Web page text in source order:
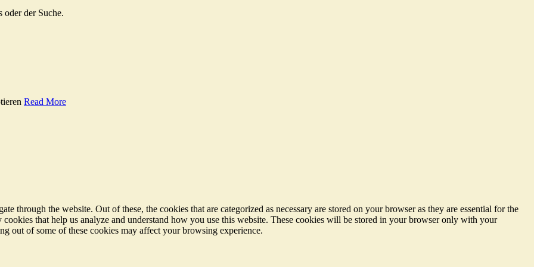
oder der Suche.
Read More
through the website. Out of these, the cookies that are categorized as necessary are stored on your browser as they are essential for the
that help us analyze and understand how you use this website. These cookies will be stored in your browser only with your
out of some of these cookies may affect your browsing experience.